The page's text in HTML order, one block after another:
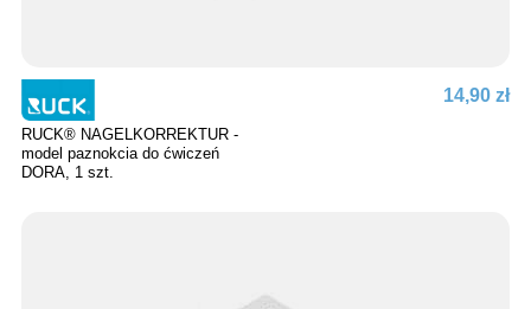
RUCK® NAGELKORREKTUR -
model paznokcia do ćwiczeń
DORA, 1 szt.
14,90 zł